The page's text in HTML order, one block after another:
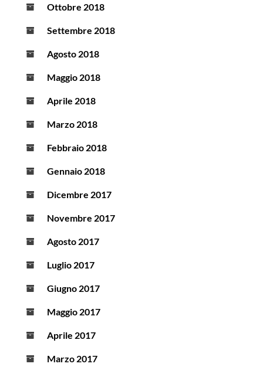
Ottobre 2018
Settembre 2018
Agosto 2018
Maggio 2018
Aprile 2018
Marzo 2018
Febbraio 2018
Gennaio 2018
Dicembre 2017
Novembre 2017
Agosto 2017
Luglio 2017
Giugno 2017
Maggio 2017
Aprile 2017
Marzo 2017